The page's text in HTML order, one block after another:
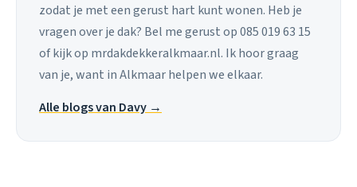
zodat je met een gerust hart kunt wonen. Heb je
vragen over je dak? Bel me gerust op 085 019 63 15
of kijk op mrdakdekkeralkmaar.nl. Ik hoor graag
van je, want in Alkmaar helpen we elkaar.
Alle blogs van Davy →